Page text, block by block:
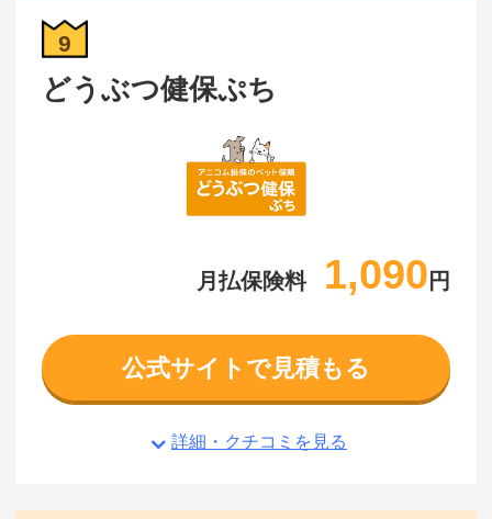
9
どうぶつ健保ぷち
月払保険料 1,090 円
公式サイトで見積もる
詳細・クチコミを見る